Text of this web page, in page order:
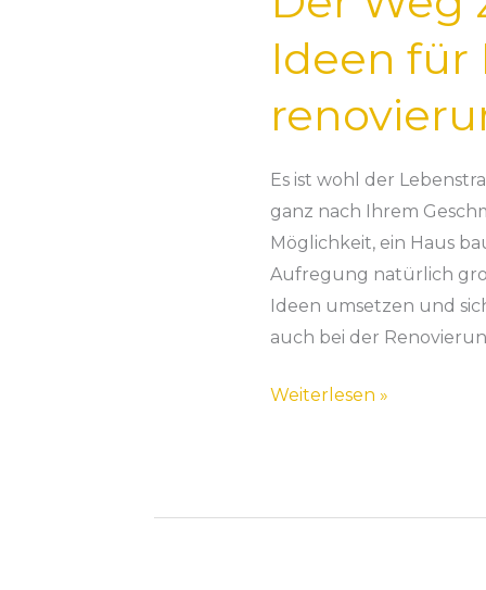
Ideen für
Es ist wohl der
ganz nach Ihrem
Möglichkeit, ein Haus
Aufregung natürlich
Ideen umsetzen und
auch bei der
Weiterlesen »